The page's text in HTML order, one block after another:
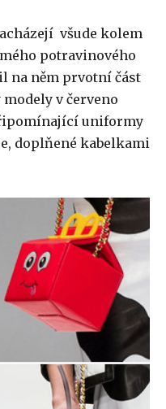
všude kolem
potravinového
na něm prvotní část
v červeno
uniformy
doplňené kabelkami